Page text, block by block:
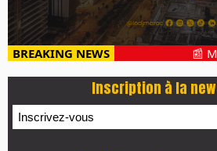
BREAKING NEWS 📰
Inscription à la